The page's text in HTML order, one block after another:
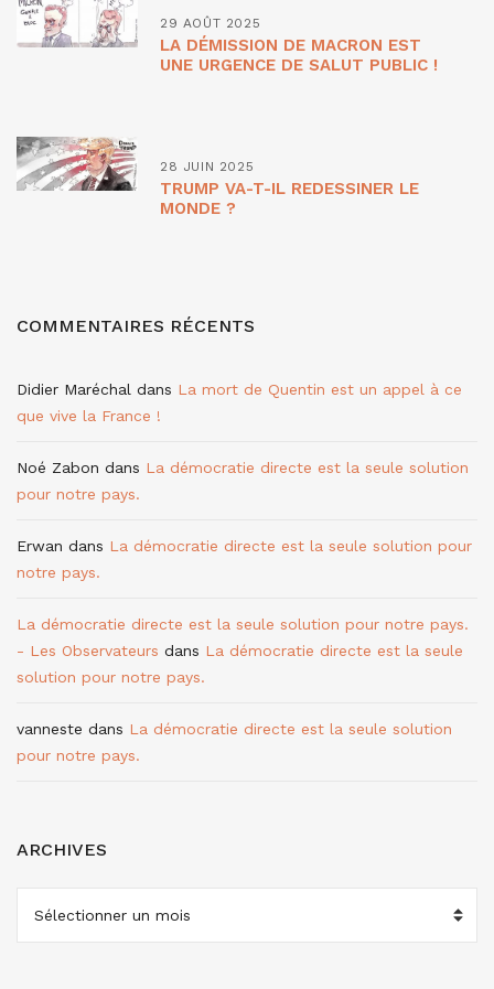
29 AOÛT 2025
LA DÉMISSION DE MACRON EST
UNE URGENCE DE SALUT PUBLIC !
28 JUIN 2025
TRUMP VA-T-IL REDESSINER LE
MONDE ?
COMMENTAIRES RÉCENTS
Didier Maréchal dans La mort de Quentin est un appel à ce
que vive la France !
Noé Zabon dans La démocratie directe est la seule solution
pour notre pays.
Erwan dans La démocratie directe est la seule solution pour
notre pays.
La démocratie directe est la seule solution pour notre pays.
- Les Observateurs dans La démocratie directe est la seule
solution pour notre pays.
vanneste dans La démocratie directe est la seule solution
pour notre pays.
ARCHIVES
ARCHIVES